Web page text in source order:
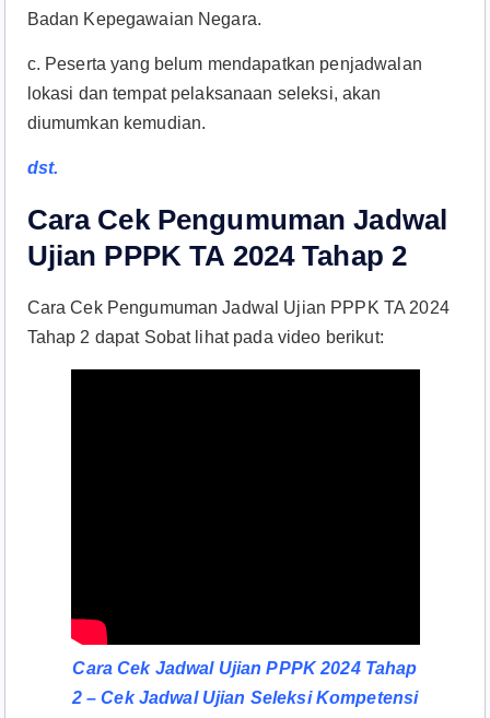
Badan Kepegawaian Negara.
c. Peserta yang belum mendapatkan penjadwalan
lokasi dan tempat pelaksanaan seleksi, akan
diumumkan kemudian.
dst.
Cara Cek Pengumuman Jadwal
Ujian PPPK TA 2024 Tahap 2
Cara Cek Pengumuman Jadwal Ujian PPPK TA 2024
Tahap 2 dapat Sobat lihat pada video berikut:
Cara Cek Jadwal Ujian PPPK 2024 Tahap
2 – Cek Jadwal Ujian Seleksi Kompetensi